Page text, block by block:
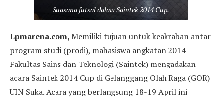
Suasana futsal dalam Saintek 2014 Cup.
Lpmarena.com,Memiliki tujuan untuk keakraban antar
program studi (prodi), mahasiswa angkatan 2014
Fakultas Sains dan Teknologi (Saintek) mengadakan
acara Saintek 2014 Cup di Gelanggang Olah Raga (GOR)
UIN Suka. Acara yang berlangsung 18-19 April ini